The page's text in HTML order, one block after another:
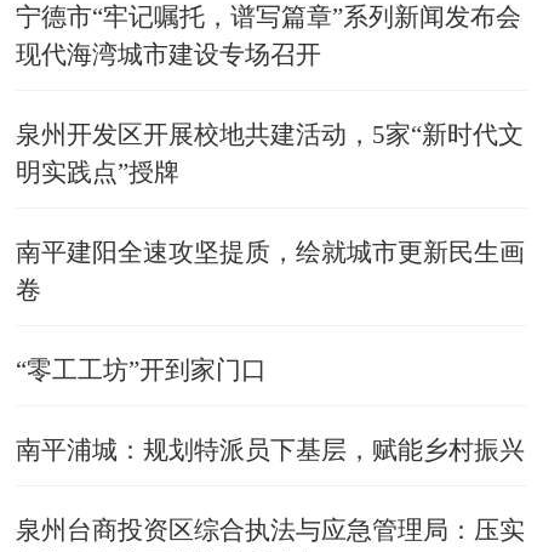
宁德市“牢记嘱托，谱写篇章”系列新闻发布会
现代海湾城市建设专场召开
泉州开发区开展校地共建活动，5家“新时代文
明实践点”授牌
南平建阳全速攻坚提质，绘就城市更新民生画
卷
“零工工坊”开到家门口
南平浦城：规划特派员下基层，赋能乡村振兴
泉州台商投资区综合执法与应急管理局：压实